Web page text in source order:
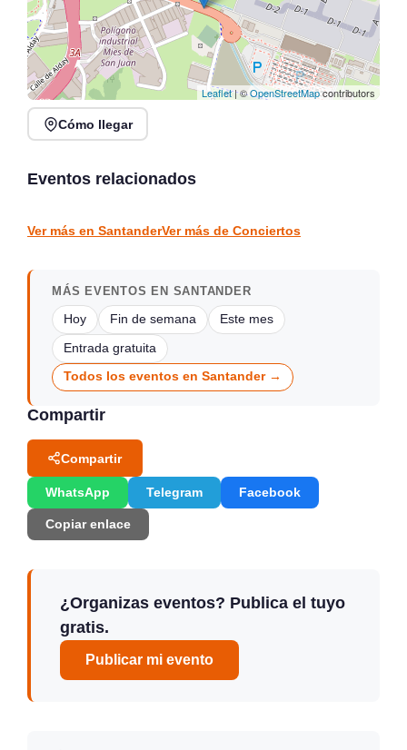
Leaflet| ©OpenStreetMapcontributors
Cómo llegar
Eventos relacionados
Rosana Garín en directo
Colindres
Ver más en SantanderVer más de Conciertos
MÁS EVENTOS EN SANTANDER
Hoy Fin de semana Este mes
Entrada gratuita
Todos los eventos en Santander →
Compartir
Compartir
WhatsApp Telegram Facebook
Copiar enlace
¿Organizas eventos? Publica el tuyo
gratis.
Publicar mi evento